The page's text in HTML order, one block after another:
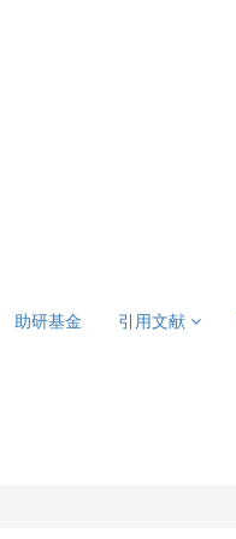
助研基金 引用文献